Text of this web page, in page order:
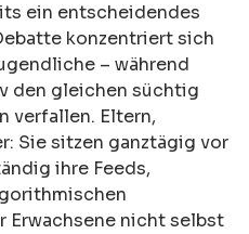
ein entscheidendes
konzentriert sich
– während
den gleichen süchtig
verfallen. Eltern,
Sie sitzen ganztägig vor
ihre Feeds,
Erwachsene nicht selbst